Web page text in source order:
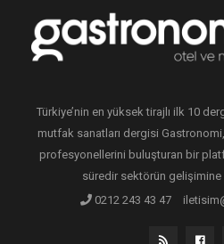
Türkiye’nin en yüksek tirajlı ilk 10
mutfak sanatları dergisi
profesyonellerini buluşturan bir
süredir sektörün gelişimine
0212 243 43 47